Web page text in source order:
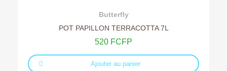
Ajouter au devis
Butterfly
POT PAPILLON TERRACOTTA 7L
520 FCFP
Ajouter au panier